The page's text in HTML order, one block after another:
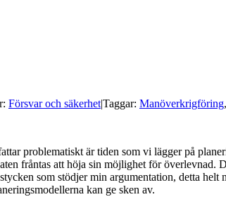
Försvar och säkerhet|Taggar: Manöverkrigföring,
problematiskt är tiden som vi lägger på
fråntas att höja sin möjlighet för överlevnad.
som stödjer min argumentation, detta
kan ge sken av.